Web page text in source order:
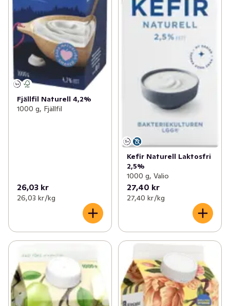
Fjällfil Naturell 4,2%
1000 g, Fjällfil
26,03 kr
26,03 kr /kg
Kefir Naturell Laktosfri
2,5%
1000 g, Valio
27,40 kr
27,40 kr /kg